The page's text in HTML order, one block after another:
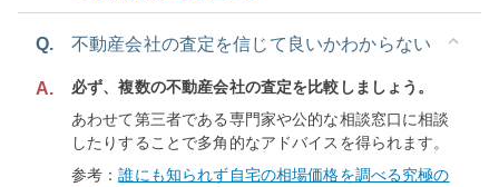
Q. 不動産会社の査定を信じて良いかわからない
A.
必ず、複数の不動産会社の査定を比較しましょう。
あわせて第三者である専門家や公的な相談窓口に相談
したりすることで多角的なアドバイスを得られます。
参考：誰にも知られず自宅の相場価格を調べる究極の